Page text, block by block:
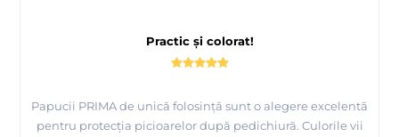
Practic și colorat!
Papucii PRIMA de unică folosință sunt o alegere excelentă
pentru protecția picioarelor după pedichiură. Culorile vii